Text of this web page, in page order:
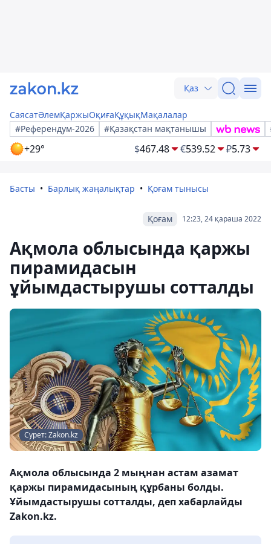
Қаз
СаясатӘлемҚаржыОқиғаҚұқықМақалалар
#Референдум-2026
#Қазақстан мақтанышы
+29° $467.48 €539.52 ₽5.73
Басты Барлық жаңалықтар Қоғам тынысы
12:23, 24 қараша 2022
Қоғам
Ақмола облысында қаржы
пирамидасын
ұйымдастырушы сотталды
Сурет: Zakon.kz
Ақмола облысында 2 мыңнан астам азамат
қаржы пирамидасының құрбаны болды.
Ұйымдастырушы сотталды, деп хабарлайды
Zakon.kz.